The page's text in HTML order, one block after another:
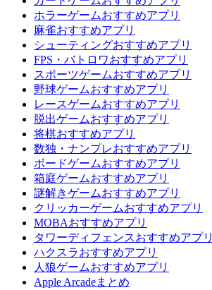
ホラーゲームおすすめアプリ
麻雀おすすめアプリ
シューティングおすすめアプリ
FPS・バトロワおすすめアプリ
スポーツゲームおすすめアプリ
野球ゲームおすすめアプリ
レースゲームおすすめアプリ
脱出ゲームおすすめアプリ
将棋おすすめアプリ
数独・ナンプレおすすめアプリ
ボードゲームおすすめアプリ
箱庭ゲームおすすめアプリ
謎解きゲームおすすめアプリ
クリッカーゲームおすすめアプリ
MOBAおすすめアプリ
タワーディフェンスおすすめアプリ
ハクスラおすすめアプリ
人狼ゲームおすすめアプリ
Apple Arcadeまとめ